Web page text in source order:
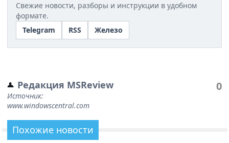
Свежие новости, разборы и инструкции в удобном
формате.
Telegram
RSS Железо
Редакция MSReview
Источник:
www.windowscentral.com
0
Похожие новости